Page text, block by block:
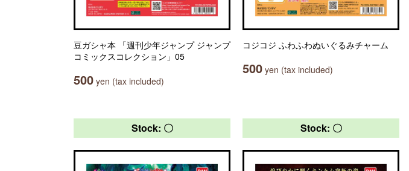
豆ガシャ本 「週刊少年ジャンプ ジャンプ
コミックスコレクション」05
500 yen (tax included)
コジコジ ふわふわぬいぐるみチャーム
500 yen (tax included)
Stock: 〇 Stock: 〇